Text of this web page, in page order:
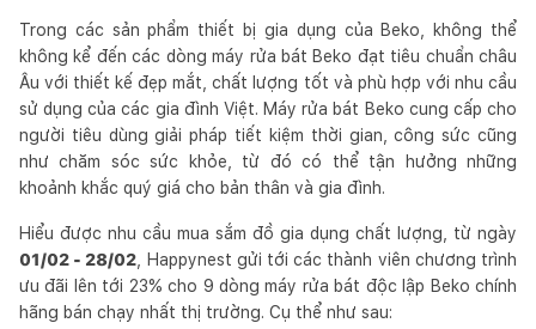
Trong các sản phẩm thiết bị gia dụng của Beko, không thể
không kể đến các dòng máy rửa bát Beko đạt tiêu chuẩn châu
Âu với thiết kế đẹp mắt, chất lượng tốt và phù hợp với nhu cầu
sử dụng của các gia đình Việt. Máy rửa bát Beko cung cấp cho
người tiêu dùng giải pháp tiết kiệm thời gian, công sức cũng
như chăm sóc sức khỏe, từ đó có thể tận hưởng những
khoảnh khắc quý giá cho bản thân và gia đình.
Hiểu được nhu cầu mua sắm đồ gia dụng chất lượng, từ ngày
01/02 - 28/02 , Happynest gửi tới các thành viên chương trình
ưu đãi lên tới 23% cho 9 dòng máy rửa bát độc lập Beko chính
hãng bán chạy nhất thị trường. Cụ thể như sau: